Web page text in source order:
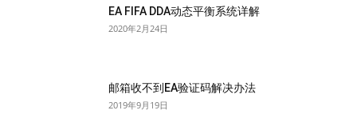
EA FIFA DDA动态平衡系统详解
2020年2月24日
邮箱收不到EA验证码解决办法
2019年9月19日